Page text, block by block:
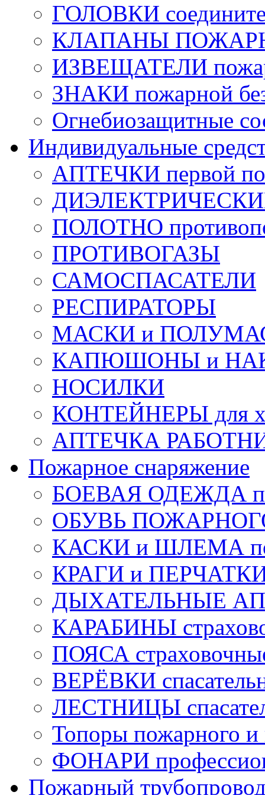
ГОЛОВКИ
КЛАПАНЫ
ИЗВЕЩАТЕЛИ
ЗНАКИ пожарной
Огнебиозащитные
Индивидуальные
АПТЕЧКИ первой
ДИЭЛЕКТРИЧЕСКИЕ
ПОЛОТНО
ПРОТИВОГАЗЫ
САМОСПАСАТЕЛИ
РЕСПИРАТОРЫ
МАСКИ и
КАПЮШОНЫ и
НОСИЛКИ
КОНТЕЙНЕРЫ для
АПТЕЧКА
Пожарное снаряжение
БОЕВАЯ ОДЕЖДА
ОБУВЬ
КАСКИ и ШЛЕМА
КРАГИ и ПЕРЧАТКИ
ДЫХАТЕЛЬНЫЕ
КАРАБИНЫ
ПОЯСА
ВЕРЁВКИ
ЛЕСТНИЦЫ
Топоры пожарного и
ФОНАРИ
Пожарный